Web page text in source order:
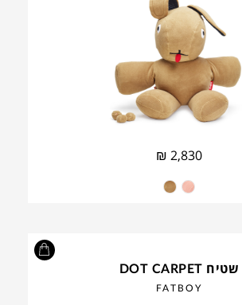
₪ 2,830
שטיח DOT CARPET
FATBOY